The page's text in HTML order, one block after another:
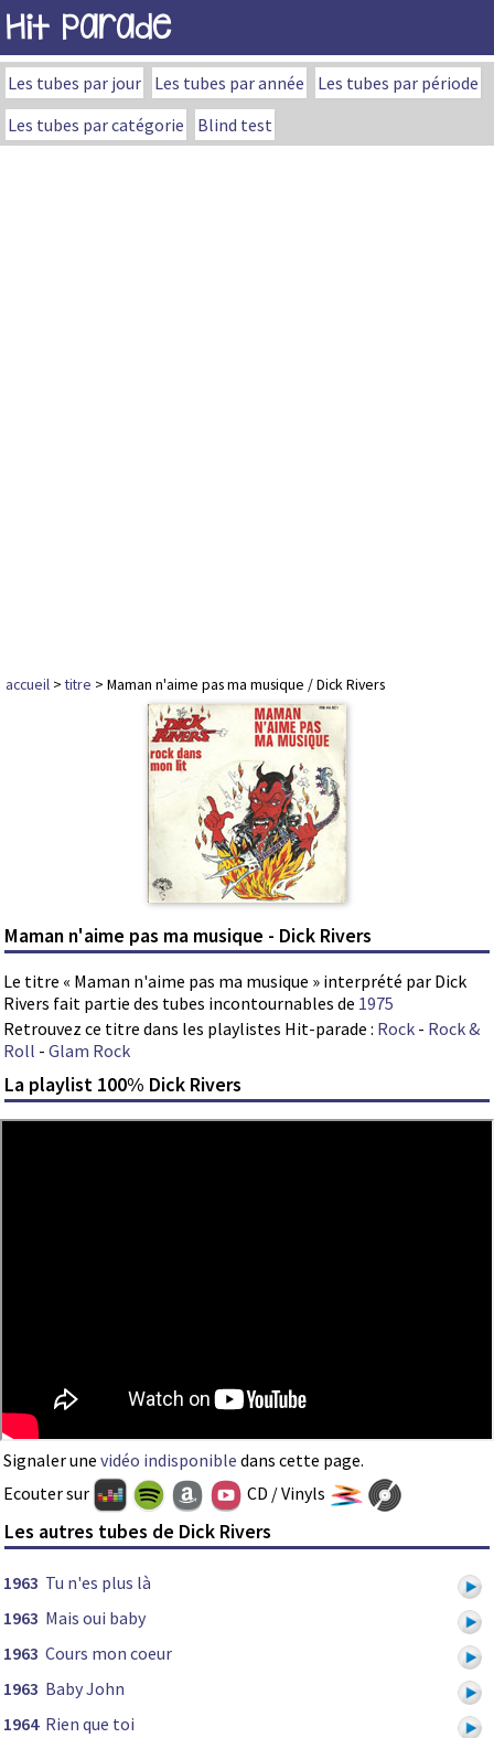
Hit Parade
Les tubes par jour Les tubes par année
Les tubes par période
Les tubes par catégorie
Blind test
accueil >titre > Maman n'aime pas ma musique / Dick Rivers
Maman n'aime pas ma musique - Dick Rivers
Le titre « Maman n'aime pas ma musique » interprété par Dick
Rivers fait partie des tubes incontournables de 1975
Retrouvez ce titre dans les playlistes Hit-parade : Rock - Rock &
Roll - Glam Rock
La playlist 100% Dick Rivers
Signaler une vidéo indisponible dans cette page.
Ecouter sur
CD / Vinyls
Les autres tubes de Dick Rivers
1963 Tu n'es plus là
1963 Mais oui baby
1963 Cours mon coeur
1963 Baby John
1964 Rien que toi